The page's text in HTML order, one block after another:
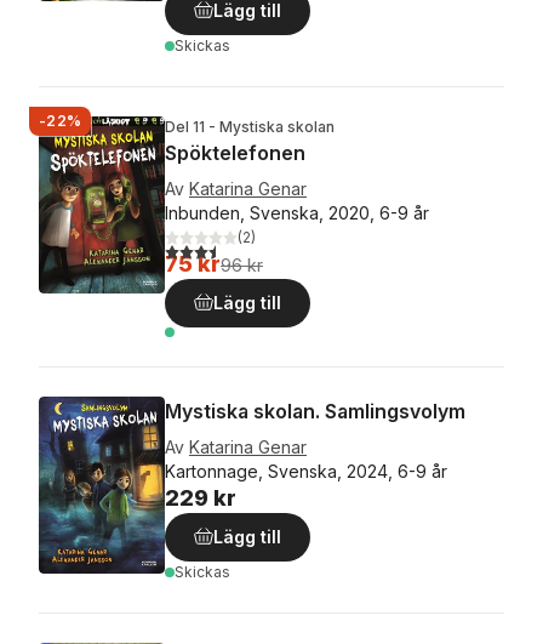
Lägg till
Skickas
-22% Del 11 - Mystiska skolan
Spöktelefonen
Av Katarina Genar
Inbunden, Svenska, 2020, 6-9 år
3,5utav 5 stjärnor. Totalt antal röster:
(2)
75 kr96 kr
Lägg till
Mystiska skolan. Samlingsvolym
Av Katarina Genar
Kartonnage, Svenska, 2024, 6-9 år
229 kr
Lägg till
Skickas